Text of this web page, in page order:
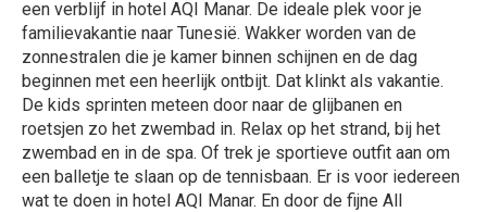
een verblijf in hotel AQI Manar. De ideale plek voor je
familievakantie naar Tunesië. Wakker worden van de
zonnestralen die je kamer binnen schijnen en de dag
beginnen met een heerlijk ontbijt. Dat klinkt als vakantie.
De kids sprinten meteen door naar de glijbanen en
roetsjen zo het zwembad in. Relax op het strand, bij het
zwembad en in de spa. Of trek je sportieve outfit aan om
een balletje te slaan op de tennisbaan. Er is voor iedereen
wat te doen in hotel AQI Manar. En door de fijne All